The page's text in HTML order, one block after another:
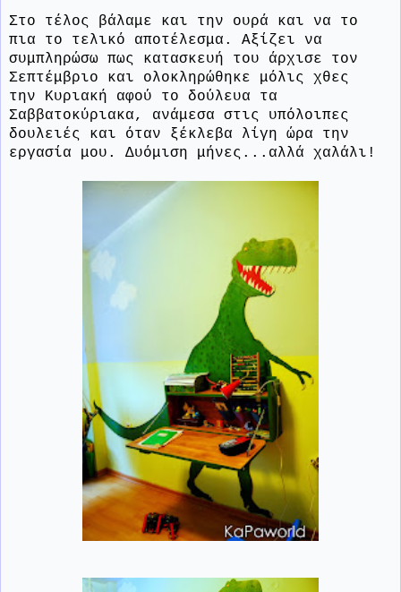
Στο τέλος βάλαμε και την ουρά και να το
πια το τελικό αποτέλεσμα. Αξίζει να
συμπληρώσω πως κατασκευή του άρχισε τον
Σεπτέμβριο και ολοκληρώθηκε μόλις χθες
την Κυριακή αφού το δούλευα τα
Σαββατοκύριακα, ανάμεσα στις υπόλοιπες
δουλειές και όταν ξέκλεβα λίγη ώρα την
εργασία μου. Δυόμιση μήνες...αλλά χαλάλι!